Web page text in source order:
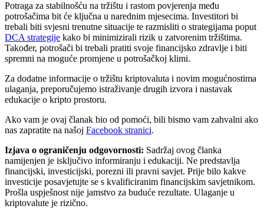
Potraga za stabilnošću na tržištu i rastom povjerenja među
potrošačima bit će ključna u narednim mjesecima. Investitori bi
trebali biti svjesni trenutne situacije te razmisliti o strategijama poput
DCA strategije kako bi minimizirali rizik u zatvorenim tržištima.
Također, potrošači bi trebali pratiti svoje financijsko zdravlje i biti
spremni na moguće promjene u potrošačkoj klimi.
Za dodatne informacije o tržištu kriptovaluta i novim mogućnostima
ulaganja, preporučujemo istraživanje drugih izvora i nastavak
edukacije o kripto prostoru.
Ako vam je ovaj članak bio od pomoći, bili bismo vam zahvalni ako
nas zapratite na našoj Facebook stranici.
Izjava o ograničenju odgovornosti: Sadržaj ovog članka
namijenjen je isključivo informiranju i edukaciji. Ne predstavlja
financijski, investicijski, porezni ili pravni savjet. Prije bilo kakve
investicije posavjetujte se s kvalificiranim financijskim savjetnikom.
Prošla uspješnost nije jamstvo za buduće rezultate. Ulaganje u
kriptovalute je rizično.